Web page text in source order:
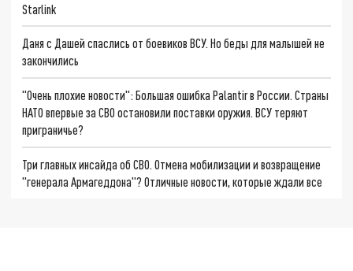
Starlink
Даня с Дашей спаслись от боевиков ВСУ. Но беды для малышей не
закончились
"Очень плохие новости": Большая ошибка Palantir в России. Страны
НАТО впервые за СВО остановили поставки оружия. ВСУ теряют
приграничье?
Три главных инсайда об СВО. Отмена мобилизации и возвращение
"генерала Армагеддона"? Отличные новости, которые ждали все